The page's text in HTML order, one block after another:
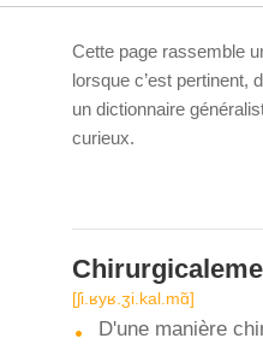
Cette page rassemble
lorsque c’est pertinent,
un dictionnaire
curieux.
[ʃi.ʁyʁ.ʒi.kal.mɑ̃]
D'une manière